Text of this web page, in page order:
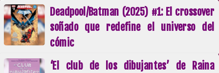
Deadpool/Batman (2025) #1: El crossover
soñado que redefine el universo del
cómic
‘El club de los dibujantes’ de Raina